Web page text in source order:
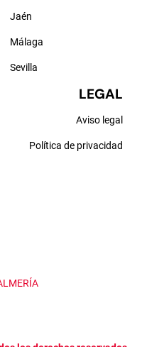
Jaén
Málaga
Sevilla
LEGAL
Aviso legal
Política de privacidad